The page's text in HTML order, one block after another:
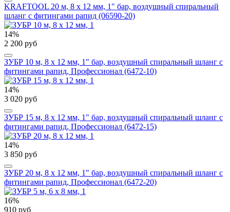
KRAFTOOL 20 м, 8 х 12 мм, 1" бар, воздушный спиральный
шланг с фитингами рапид (06590-20)
14%
2 200 руб
ЗУБР 10 м, 8 х 12 мм, 1" бар, воздушный спиральный шланг с
фитингами рапид, Профессионал (6472-10)
14%
3 020 руб
ЗУБР 15 м, 8 х 12 мм, 1" бар, воздушный спиральный шланг с
фитингами рапид, Профессионал (6472-15)
14%
3 850 руб
ЗУБР 20 м, 8 х 12 мм, 1" бар, воздушный спиральный шланг с
фитингами рапид, Профессионал (6472-20)
16%
910 руб